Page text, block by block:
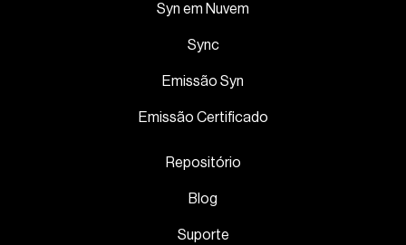
Syn em Nuvem
Sync
Emissão Syn
Emissão Certificado
Repositório
Blog
Suporte